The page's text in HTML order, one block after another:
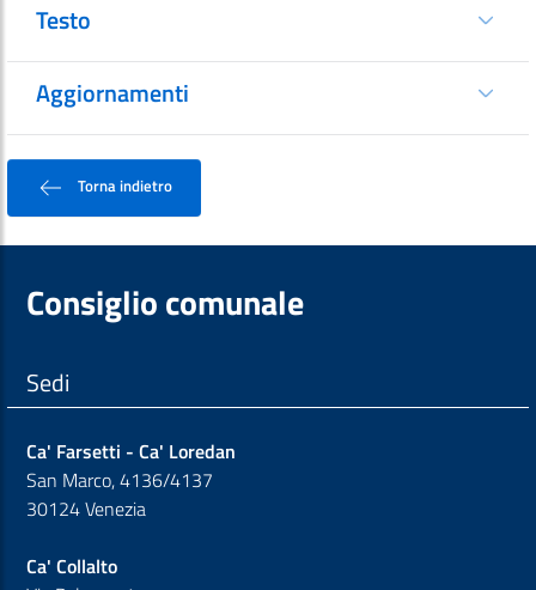
Testo
Aggiornamenti
Torna indietro
Consiglio comunale
Sedi
Ca' Farsetti - Ca' Loredan
San Marco, 4136/4137
30124 Venezia
Ca' Collalto